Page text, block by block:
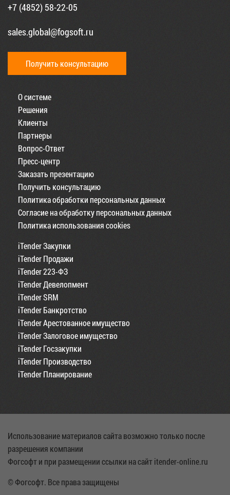
+7 (4852) 58-22-05
sales.global@fogsoft.ru
Получить консультацию
О системе
Решения
Клиенты
Партнеры
Вопрос-Ответ
Пресс-центр
Заказать презентацию
Получить консультацию
Политика обработки персональных данных
Согласие на обработку персональных данных
Политика использования cookies
iTender Закупки
iTender Продажи
iTender 223-ФЗ
iTender Девелопмент
iTender SRM
iTender Банкротство
iTender Арестованное имущество
iTender Залоговое имущество
iTender Госзакупки
iTender Производство
iTender Планирование
Использование материалов сайта возможно только после
разрешения компании
Фогсофт и при размещении ссылки на сайт itender-online.ru
© Фогсофт. Все права защищены